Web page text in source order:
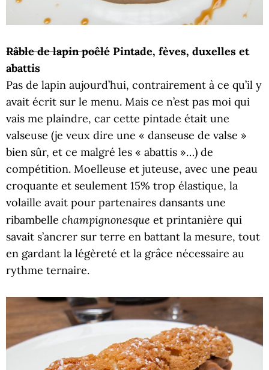
Râble de lapin poêlé Pintade, fèves, duxelles et
abattis
Pas de lapin aujourd’hui, contrairement à ce qu’il y
avait écrit sur le menu. Mais ce n’est pas moi qui
vais me plaindre, car cette pintade était une
valseuse (je veux dire une « danseuse de valse »
bien sûr, et ce malgré les « abattis »…) de
compétition. Moelleuse et juteuse, avec une peau
croquante et seulement 15% trop élastique, la
volaille avait pour partenaires dansants une
ribambelle champignonesque et printanière qui
savait s’ancrer sur terre en battant la mesure, tout
en gardant la légèreté et la grâce nécessaire au
rythme ternaire.